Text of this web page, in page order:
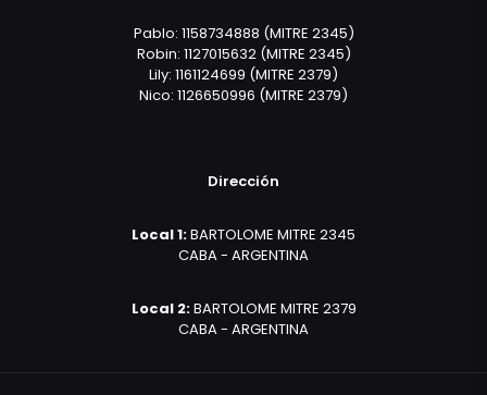
Pablo: 1158734888 (MITRE 2345)
Robin: 1127015632 (MITRE 2345)
Lily: 1161124699 (MITRE 2379)
Nico: 1126650996 (MITRE 2379)
Dirección
Local 1:BARTOLOME MITRE 2345
CABA - ARGENTINA
Local 2:BARTOLOME MITRE 2379
CABA - ARGENTINA